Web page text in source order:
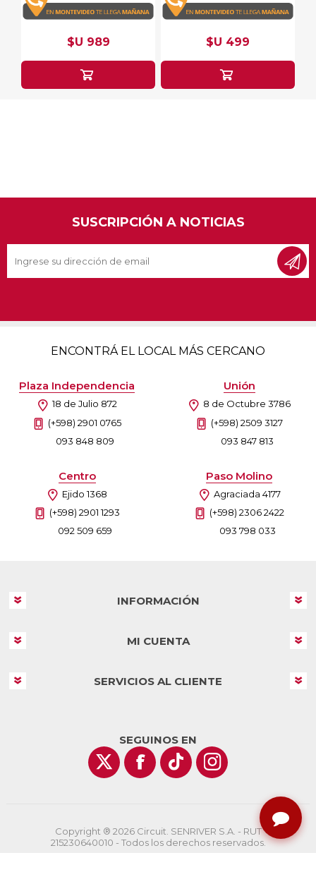
$U 989 $U 499
SUSCRIPCIÓN A NOTICIAS
ENCONTRÁ EL LOCAL MÁS CERCANO
Plaza Independencia
18 de Julio 872
(+598) 2901 0765
093 848 809
Unión
8 de Octubre 3786
(+598) 2509 3127
093 847 813
Centro
Ejido 1368
(+598) 2901 1293
092 509 659
Paso Molino
Agraciada 4177
(+598) 2306 2422
093 798 033
INFORMACIÓN
MI CUENTA
SERVICIOS AL CLIENTE
SEGUINOS EN
Copyright ® 2026 Circuit. SENRIVER S.A. - RUT
215230640010 - Todos los derechos reservados.